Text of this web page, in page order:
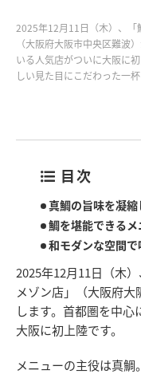
2025年12月11日（木）、「
（大阪府大阪市中央区難波
いる人気店がついに大阪に
しい見た目にこだわった一
目次
真鯛の旨味を凝
鯛を堪能できるメ
和モダンな空間
2025年12月11日（木
メゾン店」（大阪府
します。首都圏を中
大阪に初上陸です。
メニューの主役は真